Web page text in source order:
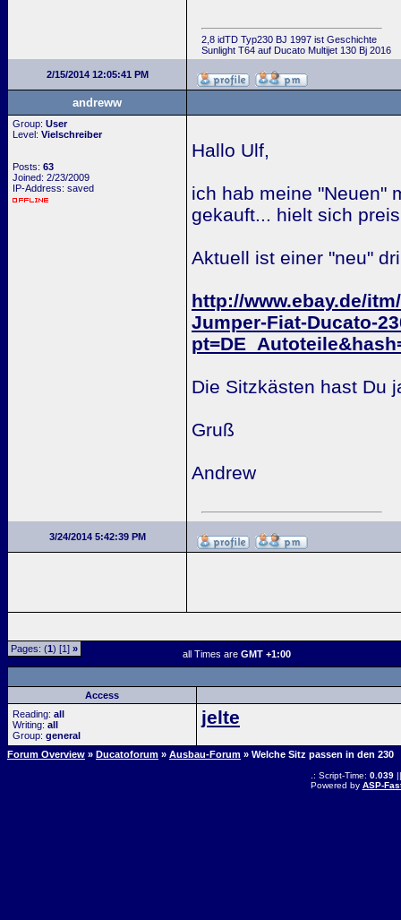
2,8 idTD Typ230 BJ 1997 ist Geschichte
Sunlight T64 auf Ducato Multijet 130 Bj 2016
2/15/2014 12:05:41 PM
andreww
Group: User
Level: Vielschreiber
Posts: 63
Joined: 2/23/2009
IP-Address: saved
Hallo Ulf,
ich hab meine "Neuen"
gekauft... hielt sich
Aktuell ist einer "neu"
http://www.ebay.de/
Jumper-Fiat-Ducato-
Die Sitzkästen hast Du
Gruß
Andrew
3/24/2014 5:42:39 PM
Pages: (1) [1] » all Times are GMT +1:00
Access
Reading: all
Writing: all
Group: general
jelte
Forum Overview » Ducatoforum » Ausbau-Forum » Welche Sitz passen in den 230
.: Script-Time: 0.039||
Powered by ASP-